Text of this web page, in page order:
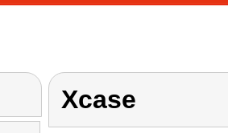
Xcase